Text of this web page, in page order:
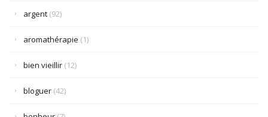
argent (92)
aromathérapie (1)
bien vieillir (12)
bloguer (42)